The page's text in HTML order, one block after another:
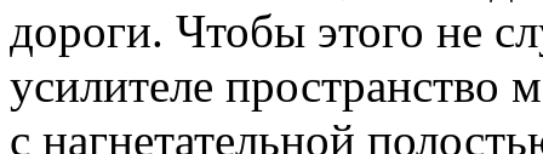
дороги. Чтобы этого не
усилителе
с нагнетательной